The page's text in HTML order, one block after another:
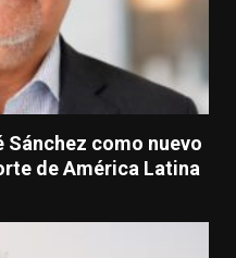
Sánchez como nuevo
de América Latina